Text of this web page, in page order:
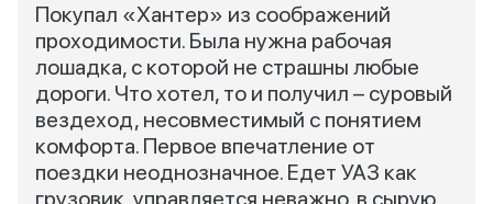
Покупал «Хантер» из соображений
проходимости. Была нужна рабочая
лошадка, с которой не страшны любые
дороги. Что хотел, то и получил – суровый
вездеход, несовместимый с понятием
комфорта. Первое впечатление от
поездки неоднозначное. Едет УАЗ как
грузовик, управляется неважно, в сырую